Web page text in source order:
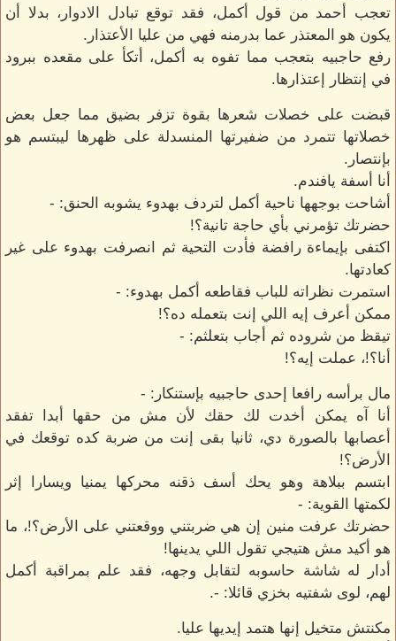
تعجب أحمد من قول أكمل، فقد توقع تبادل الادوار، بدلا أن
يكون هو المعتذر عما بدرمنه فهي من عليا الأعتذار.
رفع حاجبيه بتعجب مما تفوه به أكمل، أتكأ على مقعده ببرود
في إنتظار إعتذارها.
قبضت على خصلات شعرها بقوة تزفر بضيق مما جعل بعض
خصلاتها تتمرد من ضفيرتها المنسدلة على ظهرها ليبتسم هو
بإنتصار.
أنا أسفة يافندم.
أشاحت بوجهها ناحية أكمل لتردف بهدوء يشوبه الحنق: -
حضرتك تؤمرني بأي حاجة تانية؟!
اكتفى بإيماءة رافضة فأدت التحية ثم انصرفت بهدوء على غير
كعادتها.
استمرت نظراته للباب فقاطعه أكمل بهدوء: -
ممكن أعرف إيه اللي إنت بتعمله ده؟!
تيقظ من شروده ثم أجاب بتعلثم: -
أنا؟!، عملت إيه؟!
مال برأسه رافعا إحدى حاجبيه بإستنكار: -
أنا آه يمكن أخدت لك حقك لأن مش من حقها أبدا تفقد
أعصابها بالصورة دي، ثانيا بقى إنت من ضربة كده توقعك في
الأرض؟!
ابتسم ببلاهة وهو يحك أسف ذقنه محركها يمنيا ويسارا إثر
لكمتها القوية: -
حضرتك عرفت منين إن هي ضربتني ووقعتني على الأرض؟!، ما
هو أكيد مش هتيجي تقول اللي يدينها!
أدار له شاشة حاسوبه لتقابل وجهه، فقد علم بمراقبة أكمل
لهم، لوى شفتيه بخزي قائلا: -.
مكنتش متخيل إنها هتمد إيديها عليا.